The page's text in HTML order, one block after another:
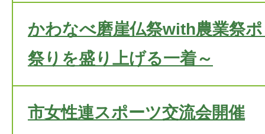
かわなべ磨崖仏祭with農業祭
祭りを盛り上げる一着～
市女性連スポーツ交流会開催